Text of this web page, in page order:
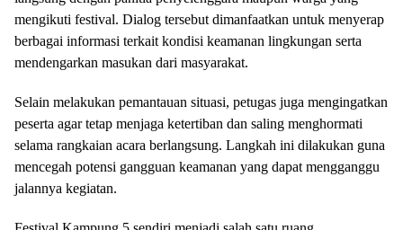
mengikuti festival. Dialog tersebut dimanfaatkan untuk menyerap
berbagai informasi terkait kondisi keamanan lingkungan serta
mendengarkan masukan dari masyarakat.
Selain melakukan pemantauan situasi, petugas juga mengingatkan
peserta agar tetap menjaga ketertiban dan saling menghormati
selama rangkaian acara berlangsung. Langkah ini dilakukan guna
mencegah potensi gangguan keamanan yang dapat mengganggu
jalannya kegiatan.